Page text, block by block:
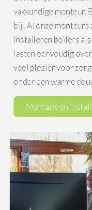
vakkundige monteur.
bij! Al onze
installeren boilers
lasten eenvoudig
veel plezier voor
onder een warme
Montage en